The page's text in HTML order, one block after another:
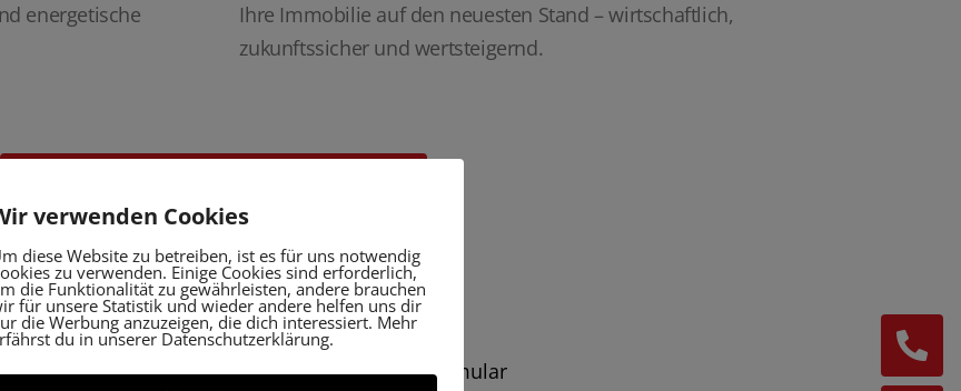
energetische
Ihre Immobilie auf den neuesten Stand – wirtschaftlich,
zukunftssicher und wertsteigernd.
unter: 07136 9649614 oder per Kontaktformular
verwenden Cookies
diese Website zu betreiben, ist es für uns notwendig
zu verwenden. Einige Cookies sind erforderlich,
die Funktionalität zu gewährleisten, andere brauchen
für unsere Statistik und wieder andere helfen uns dir
die Werbung anzuzeigen, die dich interessiert. Mehr
du in unserer Datenschutzerklärung.